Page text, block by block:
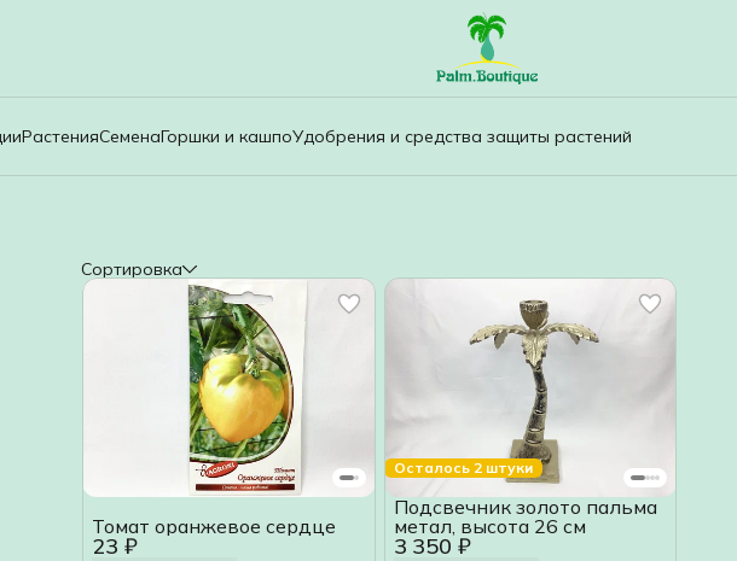
РастенияСеменаГоршки и кашпоУдобрения и средства защиты растений
Сортировка
23 ₽
Томат оранжевое сердце
Осталось 2 штуки
3 350 ₽
Подсвечник золото пальма
метал, высота 26 см